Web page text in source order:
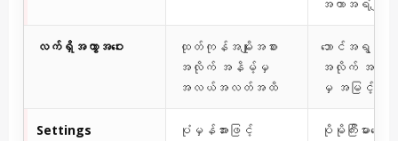
အကာအရံများ
လက်ရှိအကွာအဝေး
ထုတ်ကုန်အမျိုးအစား
အလိုက် အနိမ့်မှ
အလယ်အလတ်အထိ
ဘောင်အရွယ်အစ
အလိုက် အလ
မှ အမြင့်အထိ
Settings
ပုံမှန်အားဖြင့်
ပိုမိုကြီးမားသော ဘ